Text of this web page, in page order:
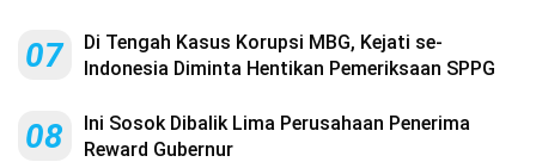
07
Di Tengah Kasus Korupsi MBG, Kejati se-
Indonesia Diminta Hentikan Pemeriksaan SPPG
08
Ini Sosok Dibalik Lima Perusahaan Penerima
Reward Gubernur